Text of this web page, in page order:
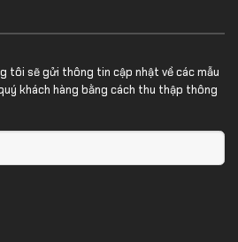
tôi sẽ gửi thông tin cập nhật về các mẫu
khách hàng bằng cách thu thập thông